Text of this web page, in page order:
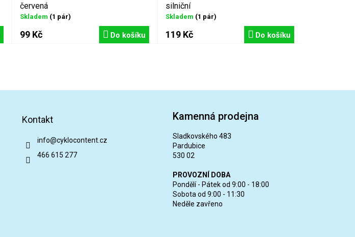
červená
Skladem (1 pár)
99 Kč Do košíku
silniční
Skladem (1 pár)
119 Kč Do košíku
Kontakt
info@cyklocontent.cz
466 615 277
Kamenná prodejna
Sladkovského 483
Pardubice
530 02
PROVOZNÍ DOBA
Pondělí - Pátek od 9:00 - 18:00
Sobota od 9:00 - 11:30
Neděle zavřeno